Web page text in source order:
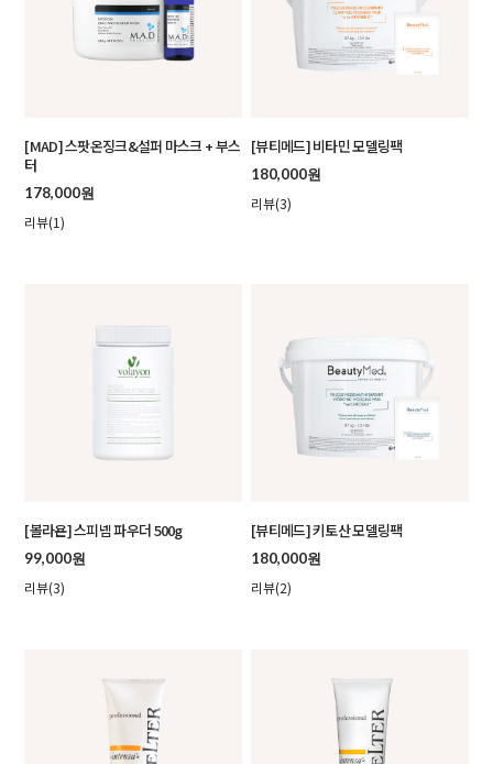
[MAD] 스팟온징크&설퍼 마스크 + 부스
터
178,000원
리뷰(1)
[뷰티메드] 비타민 모델링팩
180,000원
리뷰(3)
[볼라욘] 스피넴 파우더 500g
99,000원
리뷰(3)
[뷰티메드] 키토산 모델링팩
180,000원
리뷰(2)